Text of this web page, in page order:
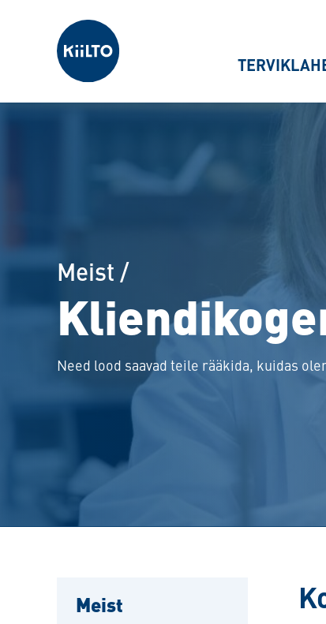
Kiilto Estonia
Meist/
Need lood saavad teile rääkida, kuidas
Meist